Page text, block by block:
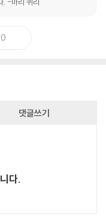
댓글쓰기
다.